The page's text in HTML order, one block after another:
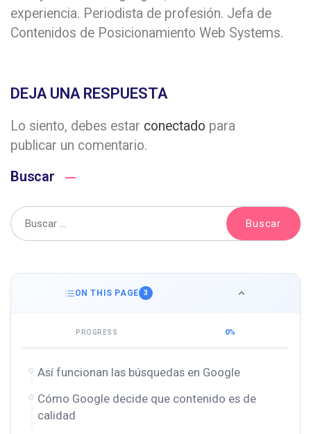
experiencia. Periodista de profesión. Jefa de
Contenidos de Posicionamiento Web Systems.
DEJA UNA RESPUESTA
Lo siento, debes estar conectado para
publicar un comentario.
Buscar
ON THIS PAGE 3
PROGRESS 0%
Así funcionan las búsquedas en Google
Cómo Google decide que contenido es de
calidad